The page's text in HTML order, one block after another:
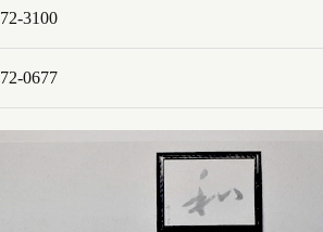
3100
0677